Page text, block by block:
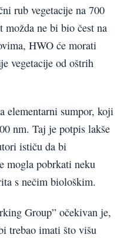
rub vegetacije na 700
možda ne bi bio čest na
HWO će morati
vegetacije od oštrih
elementarni sumpor, koji
nm. Taj je potpis lakše
ističu da bi
mogla pobrkati neku
s nečim biološkim.
Group” očekivan je,
trebao imati što višu